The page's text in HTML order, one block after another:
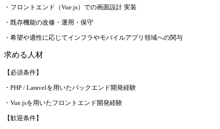
・フロントエンド（Vue.js）での画面設計 実装
・既存機能の改修・運用・保守
・希望や適性に応じてインフラやモバイルアプリ領域への関与
求める人材
【必須条件】
・PHP / Laravelを用いたバックエンド開発経験
・Vue.jsを用いたフロントエンド開発経験
【歓迎条件】